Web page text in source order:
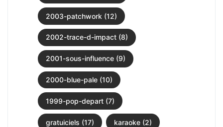
2003-patchwork (12)
2002-trace-d-impact (8)
2001-sous-influence (9)
2000-blue-pale (10)
1999-pop-depart (7)
gratuiciels (17) karaoke (2)